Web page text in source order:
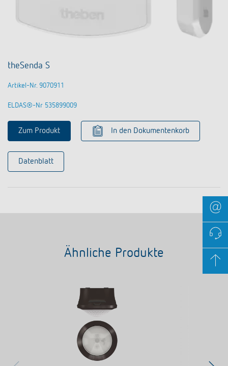
theSenda S
Artikel-Nr. 9070911
ELDAS®-Nr 535899009
Zum Produkt In den Dokumentenkorb
Datenblatt
Ähnliche Produkte